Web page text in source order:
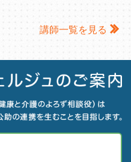
講師一覧を見る